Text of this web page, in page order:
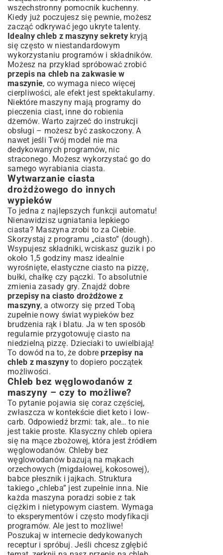
wszechstronny pomocnik kuchenny.
Kiedy już poczujesz się pewnie, możesz
zacząć odkrywać jego ukryte talenty.
Idealny chleb z maszyny sekretykryją
się często w niestandardowym
wykorzystaniu programów i składników.
Możesz na przykład spróbować zrobić
przepis na chleb na zakwasie w
maszynie, co wymaga nieco więcej
cierpliwości, ale efekt jest spektakularny.
Niektóre maszyny mają programy do
pieczenia ciast, inne do robienia
dżemów. Warto zajrzeć do instrukcji
obsługi – możesz być zaskoczony. A
nawet jeśli Twój model nie ma
dedykowanych programów, nic
straconego. Możesz wykorzystać go do
samego wyrabiania ciasta.
Wytwarzanie ciasta
drożdżowego do innych
wypieków
To jedna z najlepszych funkcji automatu!
Nienawidzisz ugniatania lepkiego
ciasta? Maszyna zrobi to za Ciebie.
Skorzystaj z programu „ciasto” (dough).
Wsypujesz składniki, wciskasz guzik i po
około 1,5 godziny masz idealnie
wyrośnięte, elastyczne ciasto na pizzę,
bułki, chałkę czy pączki. To absolutnie
zmienia zasady gry. Znajdź dobre
przepisy na ciasto drożdżowe z
maszyny, a otworzy się przed Tobą
zupełnie nowy świat wypieków bez
brudzenia rąk i blatu. Ja w ten sposób
regularnie przygotowuję ciasto na
niedzielną pizzę. Dzieciaki to uwielbiają!
To dowód na to, że dobreprzepisy na
chleb z maszynyto dopiero początek
możliwości.
Chleb bez węglowodanów z
maszyny – czy to możliwe?
To pytanie pojawia się coraz częściej,
zwłaszcza w kontekście diet keto i low-
carb. Odpowiedź brzmi: tak, ale… to nie
jest takie proste. Klasyczny chleb opiera
się na mące zbożowej, która jest źródłem
węglowodanów. Chleby bez
węglowodanów bazują na mąkach
orzechowych (migdałowej, kokosowej),
babce płesznik i jajkach. Struktura
takiego „chleba” jest zupełnie inna. Nie
każda maszyna poradzi sobie z tak
ciężkim i nietypowym ciastem. Wymaga
to eksperymentów i często modyfikacji
programów. Ale jest to możliwe!
Poszukaj w internecie dedykowanych
receptur i spróbuj. Jeśli chcesz zgłębić